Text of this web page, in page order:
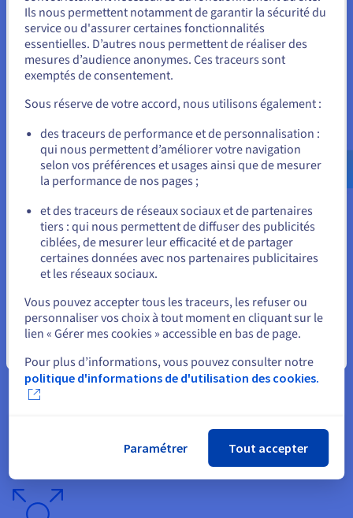
Protection anti-DDoS
Notre Anti-DDoS exclusif vous protège des attaques par déni
de service distribuées.
En savoir plus
SQL Privé ou mutualisé
Créez autant de bases de données que vous le souhaitez.
Celles-ci allient évolutivité, performance et liberté de
configuration.
En savoir plus
Sauvegarde et restauration
sauvegarde automatique. Il vous permet de restaurer vos
fichiers et vos bases de données en cas de problème.
Vous semblez être localisé en États-
Unis.
Pour commander, rendez-vous sur le site de votre pays (États-
Allez sur le site États-Unis
us.ovhcloud.com/
Anglais USD - $
ou
Rester sur le site actuel
Sélectionner un autre site web
Ils nous permettent notamment de garantir la sécurité du
service ou d'assurer certaines fonctionnalités
essentielles. D’autres nous permettent de réaliser des
mesures d’audience anonymes. Ces traceurs sont
exemptés de consentement.
Sous réserve de votre accord, nous utilisons également :
des traceurs de performance et de personnalisation :
qui nous permettent d’améliorer votre navigation
selon vos préférences et usages ainsi que de mesurer
la performance de nos pages ;
et des traceurs de réseaux sociaux et de partenaires
tiers : qui nous permettent de diffuser des publicités
ciblées, de mesurer leur efficacité et de partager
certaines données avec nos partenaires publicitaires
et les réseaux sociaux.
Vous pouvez accepter tous les traceurs, les refuser ou
personnaliser vos choix à tout moment en cliquant sur le
lien « Gérer mes cookies » accessible en bas de page.
Pour plus d’informations, vous pouvez consulter notre
politique d'informations de d'utilisation des cookies.
Paramétrer Tout accepter